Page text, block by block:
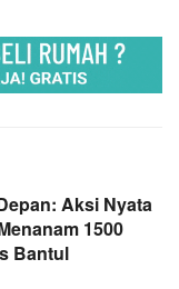
Aksi Nyata
1500
Bantul